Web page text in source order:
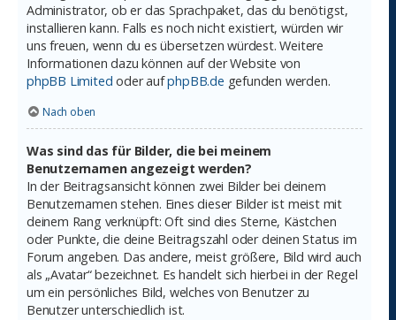
Administrator, ob er das Sprachpaket, das du benötigst,
installieren kann. Falls es noch nicht existiert, würden wir
uns freuen, wenn du es übersetzen würdest. Weitere
Informationen dazu können auf der Website von
phpBB Limited oder aufphpBB.de gefunden werden.
Nach oben
Was sind das für Bilder, die bei meinem
Benutzernamen angezeigt werden?
In der Beitragsansicht können zwei Bilder bei deinem
Benutzernamen stehen. Eines dieser Bilder ist meist mit
deinem Rang verknüpft: Oft sind dies Sterne, Kästchen
oder Punkte, die deine Beitragszahl oder deinen Status im
Forum angeben. Das andere, meist größere, Bild wird auch
als „Avatar“ bezeichnet. Es handelt sich hierbei in der Regel
um ein persönliches Bild, welches von Benutzer zu
Benutzer unterschiedlich ist.